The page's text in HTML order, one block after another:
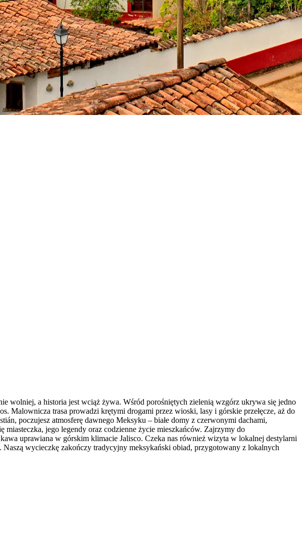
wolniej, a historia jest wciąż żywa. Wśród porośniętych zielenią wzgórz ukrywa się jedno
Malownicza trasa prowadzi krętymi drogami przez wioski, lasy i górskie przełęcze, aż do
poczujesz atmosferę dawnego Meksyku – białe domy z czerwonymi dachami,
jego legendy oraz codzienne życie mieszkańców. Zajrzymy do
uprawiana w górskim klimacie Jalisco. Czeka nas również wizyta w lokalnej destylarni
wycieczkę zakończy tradycyjny meksykański obiad, przygotowany z lokalnych